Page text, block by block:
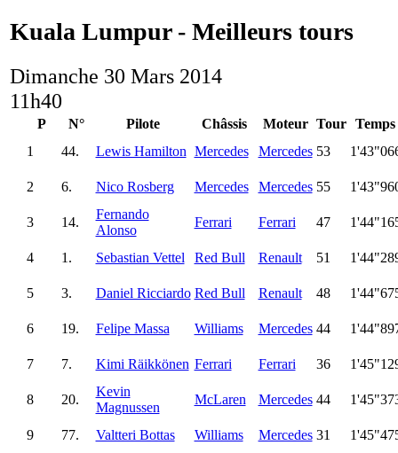
Kuala Lumpur - Meilleurs tours
Dimanche 30 Mars 2014
11h40
P N° Pilote Châssis Moteur Tour
Temps
1
44. Lewis Hamilton Mercedes Mercedes 53
2 6. Nico Rosberg Mercedes Mercedes 55
3 14.
Fernando
Alonso
Ferrari Ferrari 47
4 1. Sebastian Vettel Red Bull Renault 51
5 3. Daniel Ricciardo Red Bull Renault 48
6 19. Felipe Massa Williams Mercedes 44
7 7. Kimi Räikkönen Ferrari Ferrari 36
8 20.
Kevin
Magnussen
McLaren Mercedes 44
9 77. Valtteri Bottas Williams Mercedes 31